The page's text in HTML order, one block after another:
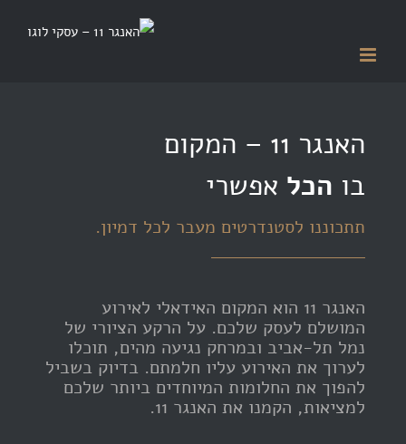
content
האנגר 11 – המקום
בו הכל אפשרי
תתכוננו לסטנדרטים מעבר לכל דמיון.
האנגר 11 הוא המקום האידאלי לאירוע
המושלם לעסק שלכם. על הרקע הציורי של
נמל תל-אביב ובמרחק נגיעה מהים, תוכלו
לערוך את האירוע עליו חלמתם. בדיוק בשביל
להפוך את החלומות המיוחדים ביותר שלכם
למציאות, הקמנו את האנגר 11.